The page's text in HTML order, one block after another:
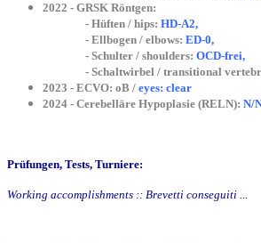
2022 - GRSK Röntgen:
- Hüften / hips: HD-A2,
- Ellbogen / elbows: ED-0,
- Schulter / shoulders: OCD-frei,
- Schaltwirbel / transitional
2023 - ECVO: oB / eyes: clear
2024 - Cerebelläre Hypoplasie (RELN): N/
Prüfungen, Tests, Turniere:
Working accomplishments :: Brevetti conseguiti ...